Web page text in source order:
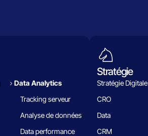
Data Analytics​
Tracking serveur
Analyse de données
Data performance
Stratégie
Stratégie Digitale
CRO
Data
CRM